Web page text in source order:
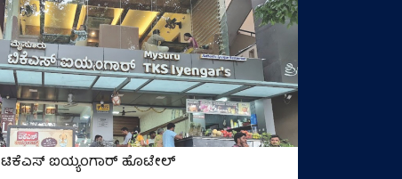
ಟಿಕೆಎಸ್ ಐಯ್ಯಂಗಾರ್ ಹೊಟೇಲ್‌